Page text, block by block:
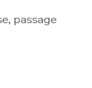
passage